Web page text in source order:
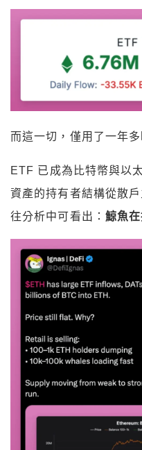
而這一切，僅用了一年多
ETF 已成為比特幣與以
資產的持有者結構從散
往分析中可看出： 鯨魚